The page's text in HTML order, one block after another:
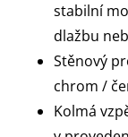
stabilní
dlažbu
Stěnový
chrom /
Kolmá